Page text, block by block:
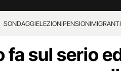
SONDAGGIELEZIONIPENSIONIMIGRANTI
fa sul serio